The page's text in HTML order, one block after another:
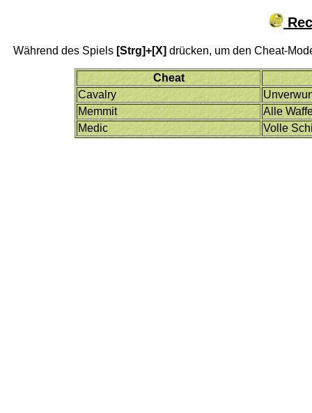
Während des Spiels [Strg]+[X] drücken, um den Cheat-
Cheat
Cavalry
Memmit
Alle
Medic
Volle